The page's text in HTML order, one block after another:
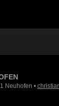
Neuhofen •